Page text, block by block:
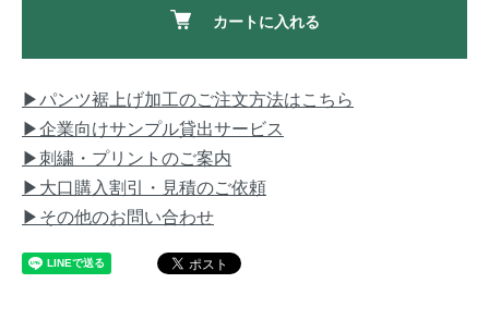
カートに入れる
▶パンツ裾上げ加工のご注文方法はこちら
▶企業向けサンプル貸出サービス
▶刺繍・プリントのご案内
▶大口購入割引・見積のご依頼
▶その他のお問い合わせ